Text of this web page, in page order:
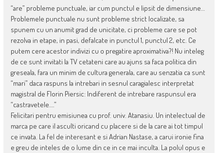
“are” probleme punctuale, iar cum punctul e lipsit de dimensiune…
Problemele punctuale nu sunt probleme strict localizate, sa
spunem cu un anumit grad de unicitate, ci probleme care se pot
rezolva in etape, in pasi, defalcate in punctul 1, punctul 2, etc. Ce
putem cere acestor indivizi cu o pregatire aproximativa?! Nu inteleg
de ce sunt invitati la TV cetateni care au ajuns sa faca politica din
greseala, fara un minim de cultura generala, care au senzatia ca sunt
“mari” daca raspuns la intrebari in sesnul caragialesc interpretat
magistral de Florin Piersic: Indiferent de intrebare raspunsul era
“castravetele….”
Felicitari pentru emisiunea cu prof. univ. Atanasiu. Un intelectual de
marca pe care il asculti oricand cu placere si de la care ai tot timpul
ce invata. La fel de interesant e si Adrian Nastase, a carui ironie fina
e greu de inteles de o lume din ce in ce mai inculta. La polul opus e